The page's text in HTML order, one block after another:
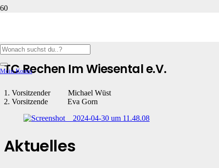
Mein Konto
TC Rechen Im Wiesental e.V.
1. Vorsitzender Michael Wüst
2. Vorsitzende Eva Gorn
Aktuelles